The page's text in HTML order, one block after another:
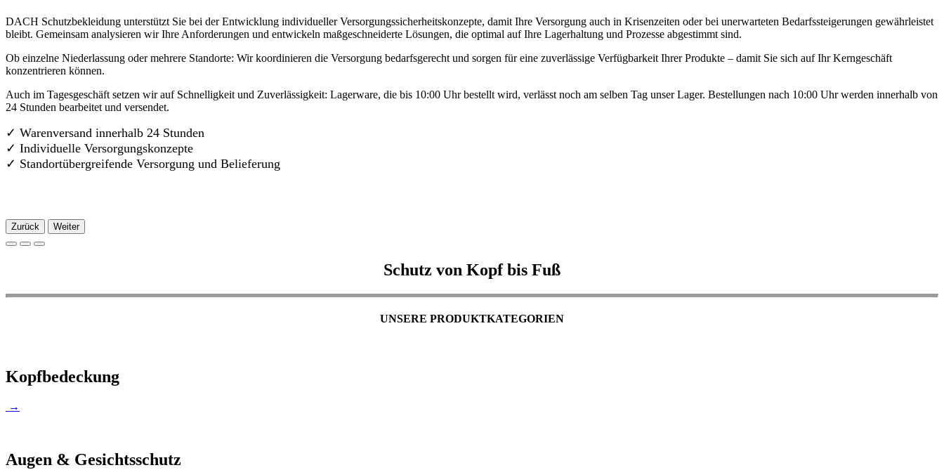
DACH Schutzbekleidung unterstützt Sie bei der Entwicklung individueller Versorgungssicherheitskonzepte, damit Ihre Versorgung auch in Krisenzeiten oder bei unerwarteten Bedarfssteigerungen gewährleistet
bleibt. Gemeinsam analysieren wir Ihre Anforderungen und entwickeln maßgeschneiderte Lösungen, die optimal auf Ihre Lagerhaltung und Prozesse abgestimmt sind.
Ob einzelne Niederlassung oder mehrere Standorte: Wir koordinieren die Versorgung bedarfsgerecht und sorgen für eine zuverlässige Verfügbarkeit Ihrer Produkte – damit Sie sich auf Ihr Kerngeschäft
konzentrieren können.
Auch im Tagesgeschäft setzen wir auf Schnelligkeit und Zuverlässigkeit: Lagerware, die bis 10:00 Uhr bestellt wird, verlässt noch am selben Tag unser Lager. Bestellungen nach 10:00 Uhr werden innerhalb von
24 Stunden bearbeitet und versendet.
✓ Warenversand innerhalb 24 Stunden
✓ Individuelle Versorgungskonzepte
✓ Standortübergreifende Versorgung und Belieferung
Zurück Weiter
Schutz von Kopf bis Fuß
UNSERE PRODUKTKATEGORIEN
Kopfbedeckung
→
Augen & Gesichtsschutz